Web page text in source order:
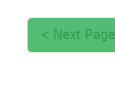
Next Page >